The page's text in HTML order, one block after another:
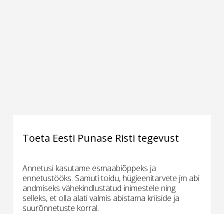
Toeta Eesti Punase Risti tegevust
Annetusi kasutame esmaabiõppeks ja
ennetustööks. Samuti toidu, hügieenitarvete jm abi
andmiseks vähekindlustatud inimestele ning
selleks, et olla alati valmis abistama kriiside ja
suurõnnetuste korral.